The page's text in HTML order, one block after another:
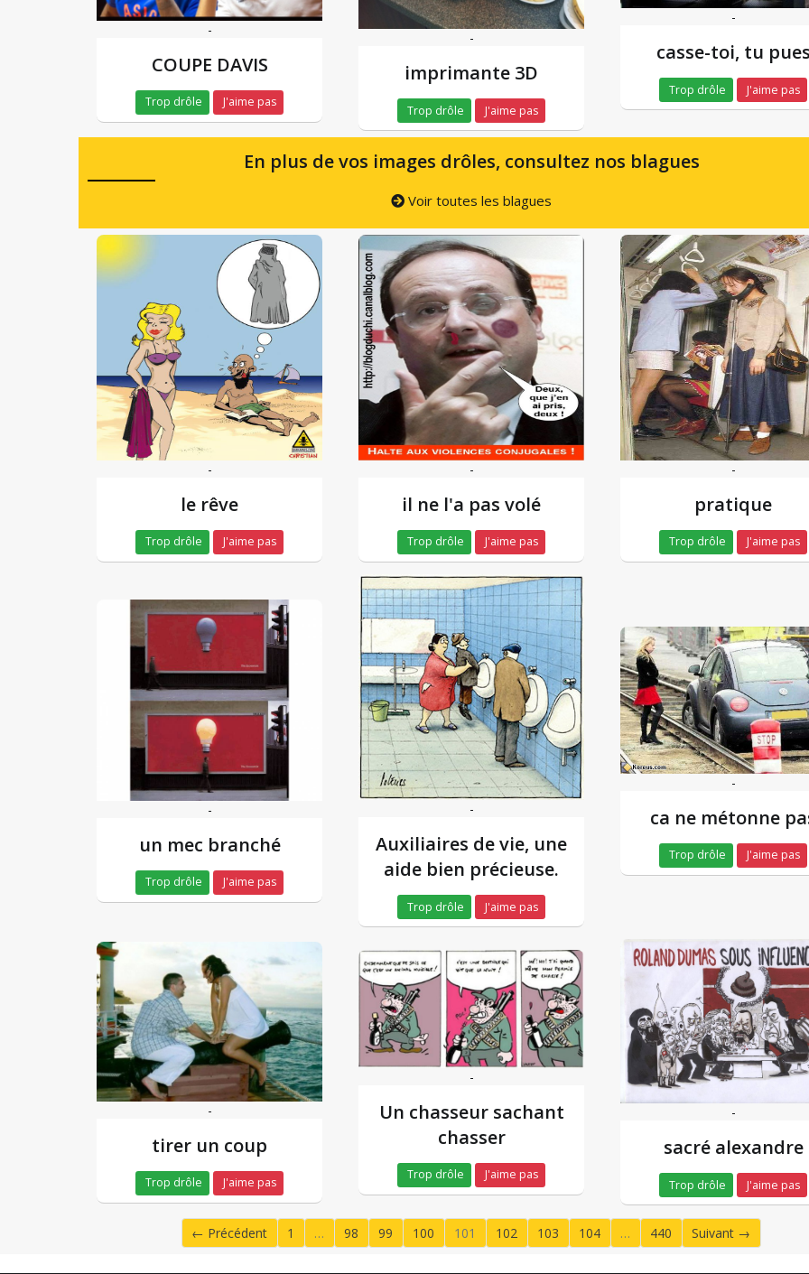
-
COUPE DAVIS
Trop drôle J'aime pas
-
imprimante 3D
Trop drôle J'aime pas
-
casse-toi, tu
Trop drôle J'aime pas
En plus de vos images drôles, consultez nos blagues
Voir toutes les blagues
-
le rêve
Trop drôle J'aime pas
-
il ne l'a pas volé
Trop drôle J'aime pas
-
pratique
Trop drôle J'aime pas
-
un mec branché
Trop drôle J'aime pas
-
Auxiliaires de vie, une
aide bien précieuse.
Trop drôle J'aime pas
-
ca ne métonne
Trop drôle J'aime pas
-
tirer un coup
Trop drôle J'aime pas
-
Un chasseur sachant
chasser
Trop drôle J'aime pas
-
sacré alexandre
Trop drôle J'aime pas
← Précédent 1 … 98 99 100
101
102 103 104 … 440 Suivant →